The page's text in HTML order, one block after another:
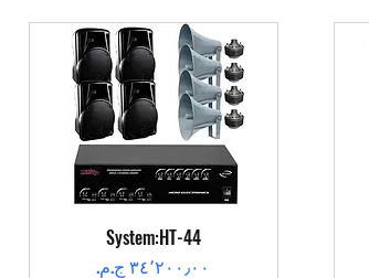
العرض السريع
System:HT-44
السعر